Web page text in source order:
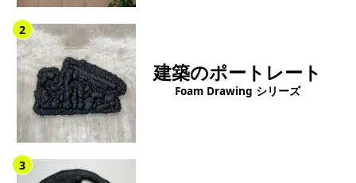
2
建築のポートレート
Foam Drawing シリーズ
3